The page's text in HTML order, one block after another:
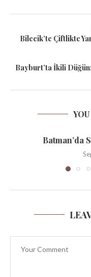
Bilecik’te Çiftlikte
Bayburt’ta İkili
Batman’da